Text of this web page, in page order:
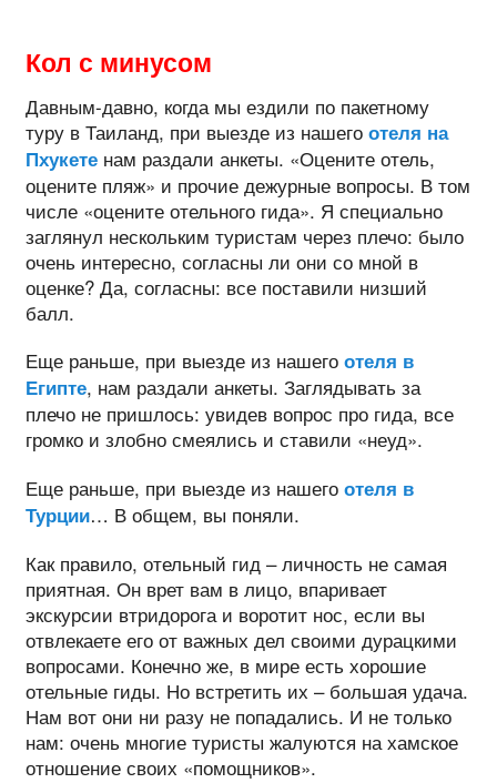
Кол с минусом
Давным-давно, когда мы ездили по пакетному
туру в Таиланд, при выезде из нашего отеля на
Пхукетенам раздали анкеты. «Оцените отель,
оцените пляж» и прочие дежурные вопросы. В том
числе «оцените отельного гида». Я специально
заглянул нескольким туристам через плечо: было
очень интересно, согласны ли они со мной в
оценке? Да, согласны: все поставили низший
балл.
Еще раньше, при выезде из нашего отеля в
Египте, нам раздали анкеты. Заглядывать за
плечо не пришлось: увидев вопрос про гида, все
громко и злобно смеялись и ставили «неуд».
Еще раньше, при выезде из нашего отеля в
Турции… В общем, вы поняли.
Как правило, отельный гид – личность не самая
приятная. Он врет вам в лицо, впаривает
экскурсии втридорога и воротит нос, если вы
отвлекаете его от важных дел своими дурацкими
вопросами. Конечно же, в мире есть хорошие
отельные гиды. Но встретить их – большая удача.
Нам вот они ни разу не попадались. И не только
нам: очень многие туристы жалуются на хамское
отношение своих «помощников».